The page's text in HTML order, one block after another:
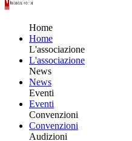
Home
Home
L'associazione
L'associazione
News
News
Eventi
Eventi
Convenzioni
Convenzioni
Audizioni